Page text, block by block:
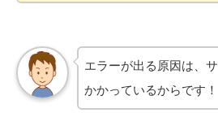
エラーが出る原因は、
かかっているからです！